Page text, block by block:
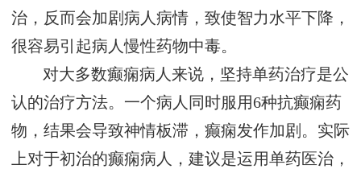
治，反而会加剧病人病情，致使智力水平下降，
很容易引起病人慢性药物中毒。
对大多数癫痫病人来说，坚持单药治疗是公
认的治疗方法。一个病人同时服用6种抗癫痫药
物，结果会导致神情板滞，癫痫发作加剧。实际
上对于初治的癫痫病人，建议是运用单药医治，